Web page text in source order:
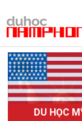
DU HỌC
TRANG CHỦ
QUỐC GIA
EVENTS